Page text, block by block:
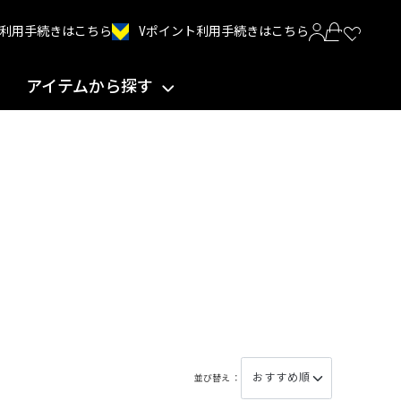
利用手続きはこちら Vポイント利用手続きはこちら
アイテムから探す
並び替え